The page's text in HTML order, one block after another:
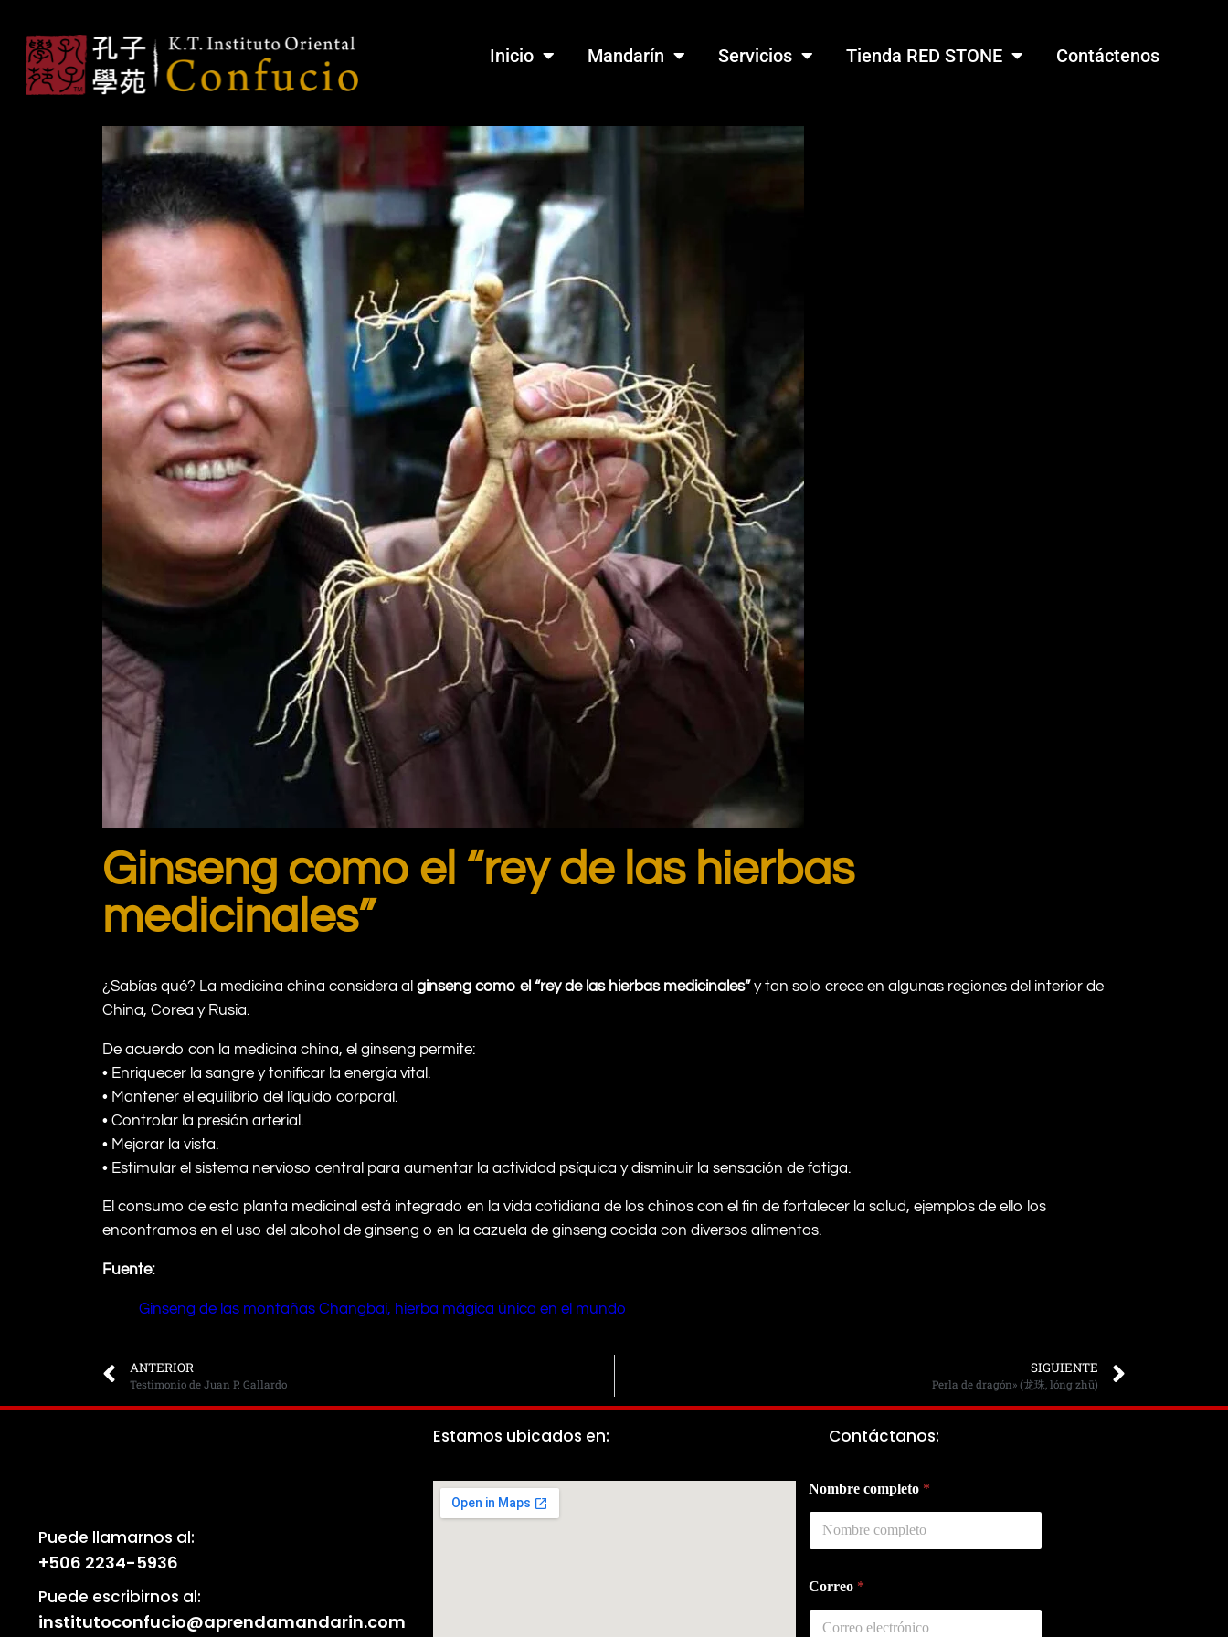
Inicio Mandarín Servicios Tienda RED STONE Contáctenos
Ginseng como el “rey de las hierbas
medicinales”
¿Sabías qué? La medicina china considera al ginseng como el “rey de las hierbas medicinales”y tan solo crece en algunas regiones del interior de
China, Corea y Rusia.
De acuerdo con la medicina china, el ginseng permite:
• Enriquecer la sangre y tonificar la energía vital.
• Mantener el equilibrio del líquido corporal.
• Controlar la presión arterial.
• Mejorar la vista.
• Estimular el sistema nervioso central para aumentar la actividad psíquica y disminuir la sensación de fatiga.
El consumo de esta planta medicinal está integrado en la vida cotidiana de los chinos con el fin de fortalecer la salud, ejemplos de ello los
encontramos en el uso del alcohol de ginseng o en la cazuela de ginseng cocida con diversos alimentos.
Fuente:
Ginseng de las montañas Changbai, hierba mágica única en el mundo
ANTERIOR
Testimonio de Juan P. Gallardo
SIGUIENTE
Perla de dragón» (龙珠, lóng zhū)
Puede llamarnos al:
+506 2234-5936
Puede escribirnos al:
institutoconfucio@aprendamandarin.com
Estamos ubicados en: Contáctanos:
Nombre completo *
Correo *